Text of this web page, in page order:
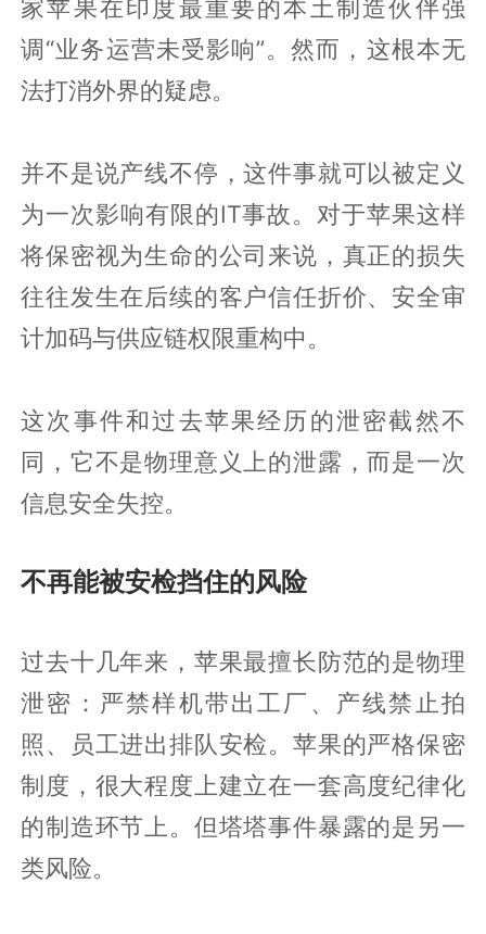
家苹果在印度最重要的本土制造伙伴强
调“业务运营未受影响”。然而，这根本无
法打消外界的疑虑。
并不是说产线不停，这件事就可以被定义
为一次影响有限的IT事故。对于苹果这样
将保密视为生命的公司来说，真正的损失
往往发生在后续的客户信任折价、安全审
计加码与供应链权限重构中。
这次事件和过去苹果经历的泄密截然不
同，它不是物理意义上的泄露，而是一次
信息安全失控。
不再能被安检挡住的风险
过去十几年来，苹果最擅长防范的是物理
泄密：严禁样机带出工厂、产线禁止拍
照、员工进出排队安检。苹果的严格保密
制度，很大程度上建立在一套高度纪律化
的制造环节上。但塔塔事件暴露的是另一
类风险。